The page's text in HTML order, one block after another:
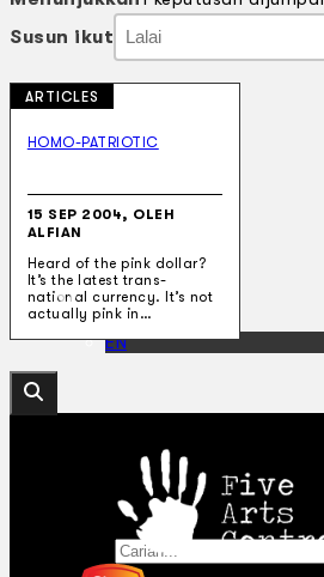
Teater
Penapisan
Sejarah Lisan
Hubungi Kami
BM
EN
Cari laman web
Susun ikut Susun ikut
Susun ikut
Susun ikut
ARTICLES
HOMO-PATRIOTIC
15 SEP 2004, OLEH
ALFIAN
Heard of the pink dollar?
It’s the latest trans-
national currency. It’s not
actually pink in…